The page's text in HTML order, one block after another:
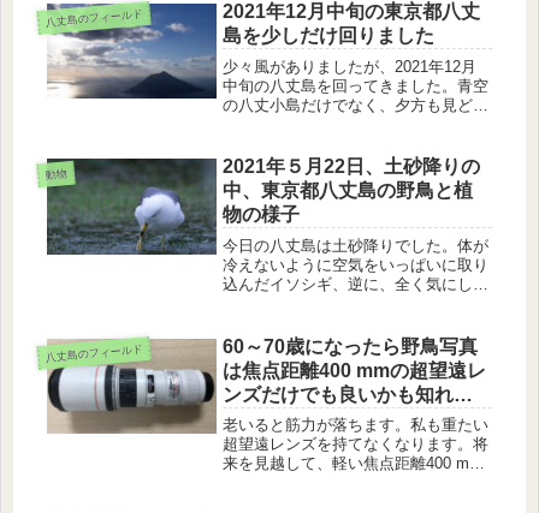
八丈島のフィールド
2021年12月中旬の東京都八丈
島を少しだけ回りました
少々風がありましたが、2021年12月
中旬の八丈島を回ってきました。青空
の八丈小島だけでなく、夕方も見どこ
す。
動物
2021年５月22日、土砂降りの
中、東京都八丈島の野鳥と植
物の様子
今日の八丈島は土砂降りでした。体が
冷えないように空気をいっぱいに取り
込んだイソシギ、逆に、全く気にしな
八丈島のフィールド
60～70歳になったら野鳥写真
は焦点距離400 mmの超望遠レ
ンズだけでも良いかも知れま
せん
老いると筋力が落ちます。私も重たい
超望遠レンズを持てなくなります。将
来を見越して、軽い焦点距離400 mm